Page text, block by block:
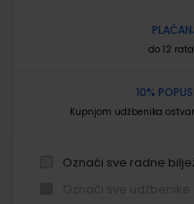
do 12
10%
Kupnjom udžbenika
Označi sve radne